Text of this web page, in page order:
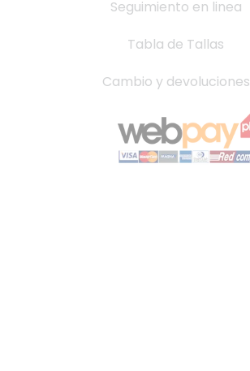
Seguimiento en linea
Tabla de Tallas
Cambio y devoluciones